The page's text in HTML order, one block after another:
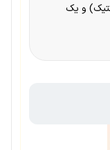
و یک